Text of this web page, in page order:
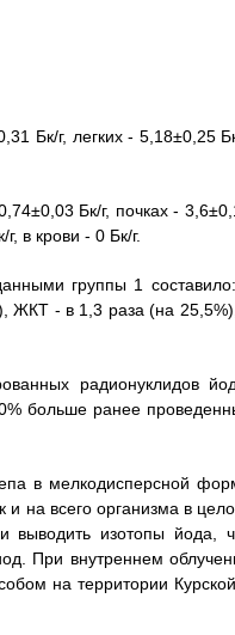
Бк/г, легких - 5,18±0,25
Бк/г, почках -
в крови - 0 Бк/г.
группы 1
ЖКТ - в 1,3 раза (на
радионуклидов
больше ранее
в мелкодисперсной
и на всего организма в
выводить изотопы йода,
При внутреннем
на территории